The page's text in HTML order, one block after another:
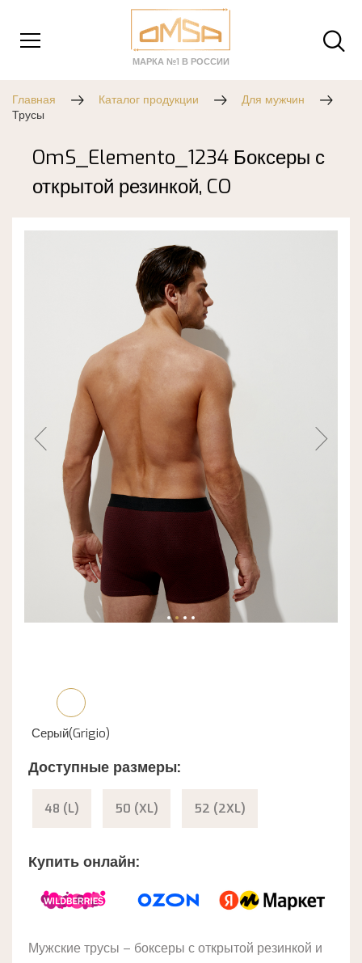
МАРКА №1 В РОССИИ
Главная Каталог продукции
Для мужчин
Трусы
OmS_Elemento_1234 Боксеры с
открытой резинкой, CO
Серый(Grigio)
Доступные размеры:
48 (L) 50 (XL) 52 (2XL)
Купить онлайн:
Мужские трусы – боксеры с открытой резинкой и